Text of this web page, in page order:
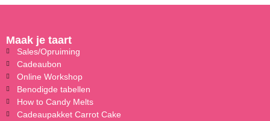
Maak je taart
Sales/Opruiming
Cadeaubon
Online Workshop
Benodigde tabellen
How to Candy Melts
Cadeaupakket Carrot Cake